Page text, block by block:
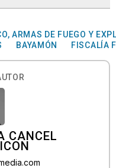
ARMAS DE FUEGO Y
BAYAMÓN FISCALÍA
CANCEL